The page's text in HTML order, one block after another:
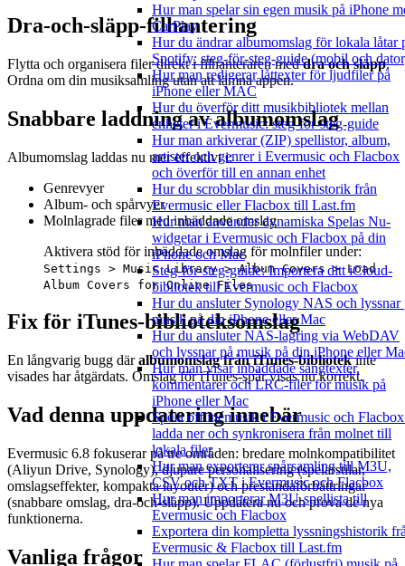
Hur man spelar sin egen musik på iPhone
CarPlay
Hur du ändrar albumomslag för lokala låtar
Spotify: steg-för-steg-guide (mobil och
Hur man redigerar låttexter för ljudfiler på
iPhone eller MAC
Hur du överför ditt musikbibliotek mellan
enheter i Evermusic: steg-för-steg-guide
Hur man arkiverar (ZIP) spellistor, album,
artister och genrer i Evermusic och Flacbox
och överför till en annan enhet
Hur du scrobblar din musikhistorik från
Evermusic eller Flacbox till Last.fm
Hur man använder dynamiska Spelas Nu-
widgetar i Evermusic och Flacbox på din
iPhone och Mac
Steg-för-steg-guide: Importera ditt iCloud-
bibliotek till Evermusic och Flacbox
Hur du ansluter Synology NAS och lyssnar
musik på din iPhone eller Mac
Hur du ansluter NAS-lagring via WebDAV
och lyssnar på musik på din iPhone eller
Hur man visar inbäddade sångtexter,
kommentarer och LRC-filer för musik på
iPhone eller Mac
Spela offlinemusik i Evermusic och
ladda ner och synkronisera från molnet till
lokala filer
Hur man exporterar spårsamling till M3U,
CSV och TXT i Evermusic och Flacbox
Hur man importerar M3U-spellista till
Evermusic och Flacbox
Exportera din kompletta lyssningshistorik
Evermusic & Flacbox till Last.fm
Dra-och-släpp-filhantering
Flytta och organisera filer direkt i filhanteraren meddra och släpp.
Ordna om din musiksamling utan att lämna appen.
Snabbare laddning av albumomslag
Albumomslag laddas nu mer effektivt i:
Genrevyer
Album- och spårvyer
Molnlagrade filer med inbäddade omslag
Aktivera stöd för inbäddade omslag för molnfiler under:
Settings > Music Library > Album Covers > Load
Album Covers for Online Files
Fix för iTunes-biblioteksomslag
En långvarig bugg däralbumomslag från iTunes-bibliotekinte
visades har åtgärdats. Omslag för iTunes-spår visas nu korrekt.
Vad denna uppdatering innebär
Evermusic 6.8 fokuserar på tre områden: bredare molnkompatibilitet
(Aliyun Drive, Synology), djupare personalisering (spelarstilar,
omslagseffekter, kompakta layouter) och prestandaförbättringar
(snabbare omslag, dra-och-släpp). Uppdatera nu och prova de nya
funktionerna.
Vanliga frågor